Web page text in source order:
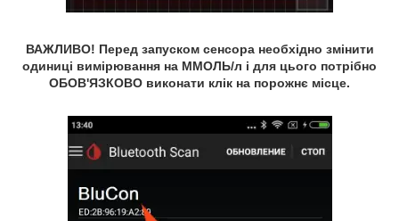
ВАЖЛИВО! Перед запуском сенсора необхідно змінити
одиниці вимірювання на ММОЛЬ/л і для цього потрібно
ОБОВ'ЯЗКОВО виконати клік на порожнє місце.